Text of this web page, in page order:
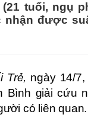
tuổi, ngụ
nhận được
Trẻ, ngày 14/
giải cứu
có liên quan.